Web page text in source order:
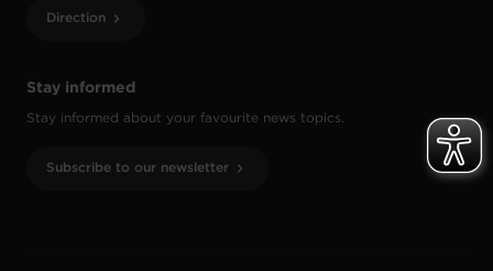
Stay informed
Stay informed about your favourite news topics.
Subscribe to our newsletter
Direction